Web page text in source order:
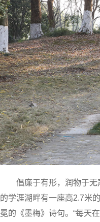
倡廉于有形，润物于无声
的学涯湖畔有一座高2.7米
冕的《墨梅》诗句。“每天